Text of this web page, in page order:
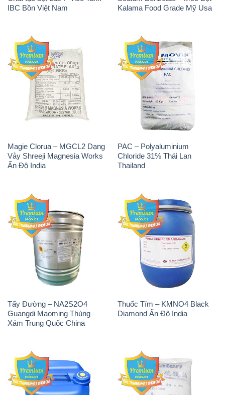
IBC Bồn Việt Nam
Kalama Food Grade Mỹ Usa
Magie Clorua – MGCL2 Dạng
Vảy Shreeji Magnesia Works
Ấn Độ India
PAC – Polyaluminium
Chloride 31% Thái Lan
Thailand
Tẩy Đường – NA2S2O4
Guangdi Maoming Thùng
Xám Trung Quốc China
Thuốc Tím – KMNO4 Black
Diamond Ấn Độ India